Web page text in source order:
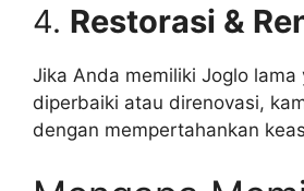
4. Restorasi &
Jika Anda memiliki Joglo lama
diperbaiki atau direnovasi,
dengan mempertahankan